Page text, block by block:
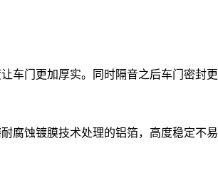
门更加厚实。同时隔音之后车门密封更
腐蚀镀膜技术处理的铝箔，高度稳定不